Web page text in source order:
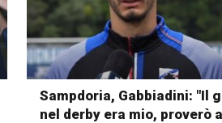
Sampdoria, Gabbiadini: "Il
nel derby era mio, proverò a